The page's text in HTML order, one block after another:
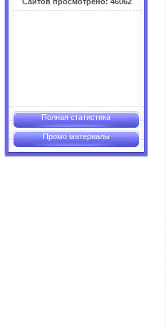
Полная статистика
Промо материалы